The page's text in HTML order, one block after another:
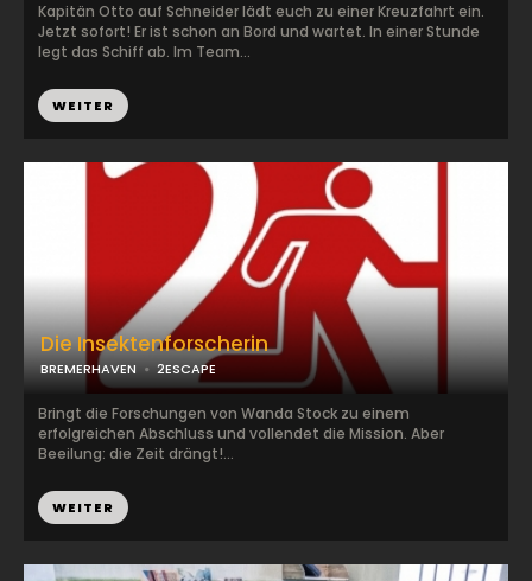
Kapitän Otto auf Schneider lädt euch zu einer Kreuzfahrt ein.
Jetzt sofort! Er ist schon an Bord und wartet. In einer Stunde
legt das Schiff ab. Im Team...
WEITER
Die Insektenforscherin
BREMERHAVEN 2ESCAPE
Bringt die Forschungen von Wanda Stock zu einem
erfolgreichen Abschluss und vollendet die Mission. Aber
Beeilung: die Zeit drängt!...
WEITER